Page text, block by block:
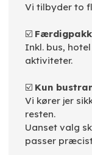
Vi tilbyder to
☑️
Inkl. bus,
aktiviteter.
☑️ Kun
Vi kører jer
resten.
Uanset valg
passer